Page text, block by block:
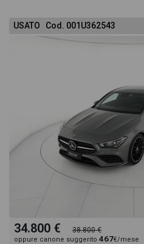
USATO Cod. 001U362543
34.800 € 38.800 €
oppure canone suggerito 467€/mese